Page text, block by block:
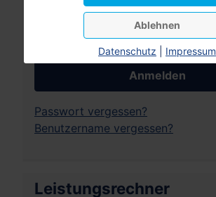
Angemeldet bleiben
Anmelden
Passwort vergessen?
Benutzername vergessen?
Leistungsrechner
Ablehnen
Datenschutz Impressum